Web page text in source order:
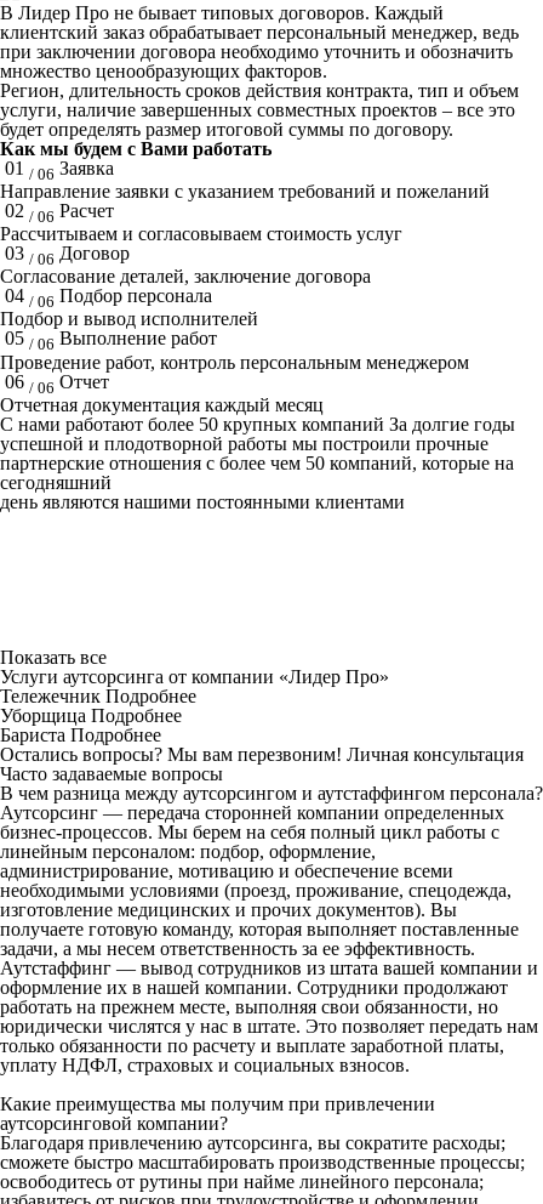
В Лидер Про не бывает типовых договоров. Каждый
клиентский заказ обрабатывает персональный менеджер, ведь
при заключении договора необходимо уточнить и обозначить
множество ценообразующих факторов.
Регион, длительность сроков действия контракта, тип и объем
услуги, наличие завершенных совместных проектов – все это
будет определять размер итоговой суммы по договору.
Как мы будем с Вами работать
01 / 06 Заявка
Направление заявки с указанием требований и пожеланий
02 / 06 Расчет
Рассчитываем и согласовываем стоимость услуг
03 / 06 Договор
Согласование деталей, заключение договора
04 / 06 Подбор персонала
Подбор и вывод исполнителей
05 / 06 Выполнение работ
Проведение работ, контроль персональным менеджером
06 / 06 Отчет
Отчетная документация каждый месяц
C нами работают более 50 крупных компаний За долгие годы
успешной и плодотворной работы мы построили прочные
партнерские отношения с более чем 50 компаний, которые на
сегодняшний
день являются нашими постоянными клиентами
Показать все
Услуги аутсорсинга от компании «Лидер Про»
Тележечник Подробнее
Уборщица Подробнее
Бариста Подробнее
Остались вопросы? Мы вам перезвоним! Личная консультация
Часто задаваемые вопросы
В чем разница между аутсорсингом и аутстаффингом персонала?
Аутсорсинг — передача сторонней компании определенных
бизнес-процессов. Мы берем на себя полный цикл работы с
линейным персоналом: подбор, оформление,
администрирование, мотивацию и обеспечение всеми
необходимыми условиями (проезд, проживание, спецодежда,
изготовление медицинских и прочих документов). Вы
получаете готовую команду, которая выполняет поставленные
задачи, а мы несем ответственность за ее эффективность.
Аутстаффинг — вывод сотрудников из штата вашей компании и
оформление их в нашей компании. Сотрудники продолжают
работать на прежнем месте, выполняя свои обязанности, но
юридически числятся у нас в штате. Это позволяет передать нам
только обязанности по расчету и выплате заработной платы,
уплату НДФЛ, страховых и социальных взносов.
Какие преимущества мы получим при привлечении
аутсорсинговой компании?
Благодаря привлечению аутсорсинга, вы сократите расходы;
сможете быстро масштабировать производственные процессы;
освободитесь от рутины при найме линейного персонала;